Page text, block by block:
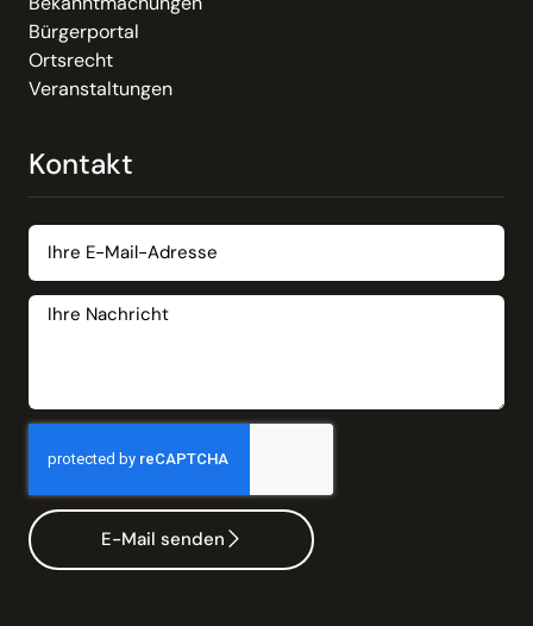
Bürgerportal
Ortsrecht
Veranstaltungen
Kontakt
E-Mail senden